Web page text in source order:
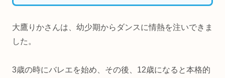
大鷹りかさんは、幼少期からダンスに情熱を注いできま
した。
3歳の時にバレエを始め、その後、12歳になると本格的